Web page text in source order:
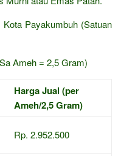
Payakumbuh (Satuan
Ameh = 2,5 Gram)
Harga Jual (per
Ameh/2,5 Gram)
Rp. 2.952.500